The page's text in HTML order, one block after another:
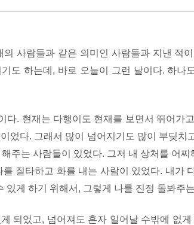
사람들과 같은 의미인 사람들과 지낸 적이
도 하는데, 바로 오늘이 그런 날이다. 하나
다. 현재는 다행이도 현재를 보면서 뛰어가
었다. 그래서 많이 넘어지기도 많이 부딪치
주는 사람들이 있었다. 그저 내 상처를 어
질타하고 화를 내는 사람이 있었다. 내가
있게 하기 위해서, 그렇게 나를 진정 돌봐주
되었고, 넘어져도 혼자 일어날 수밖에 없